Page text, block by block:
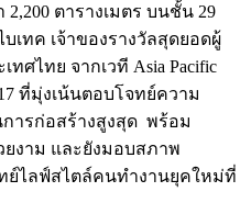
ตารางเมตร บนชั้น 29
เทค เจ้าของรางวัลสุดยอดผู้
ศไทย จากเวที Asia Pacific
ที่มุ่งเน้นตอบโจทย์ความ
ารก่อสร้างสูงสุด พร้อม
งาม และยังมอบสภาพ
ย์ไลฟ์สไตล์คนทำงานยุคใหม่ที่